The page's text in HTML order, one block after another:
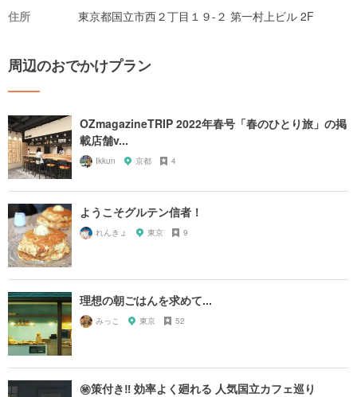
住所 東京都国立市西２丁目１９-２ 第一村上ビル 2F
周辺のおでかけプラン
OZmagazineTRIP 2022年春号「春のひとり旅」の掲
載店舗v...
Ikkun 京都 4
ようこそグルテン信者！
れんきょ 東京 9
理想の朝ごはんを求めて...
みっこ 東京 52
㊙️策付き‼︎ 効率よく廻れる 人気国立カフェ巡り